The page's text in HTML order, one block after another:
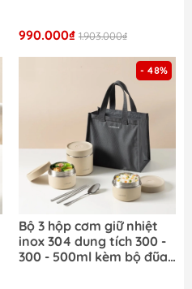
LHC8052S02N
990.000₫ 1.903.000₫
- 48%
Bộ 3 hộp cơm giữ nhiệt
inox 304 dung tích 300 -
300 - 500ml kèm bộ đũa